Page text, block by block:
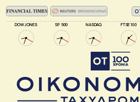
DOW JONES SP 500 NASDAQ FTSE 100